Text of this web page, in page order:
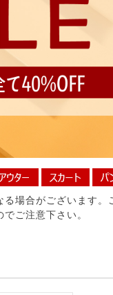
場合がございます。
ご注意下さい。